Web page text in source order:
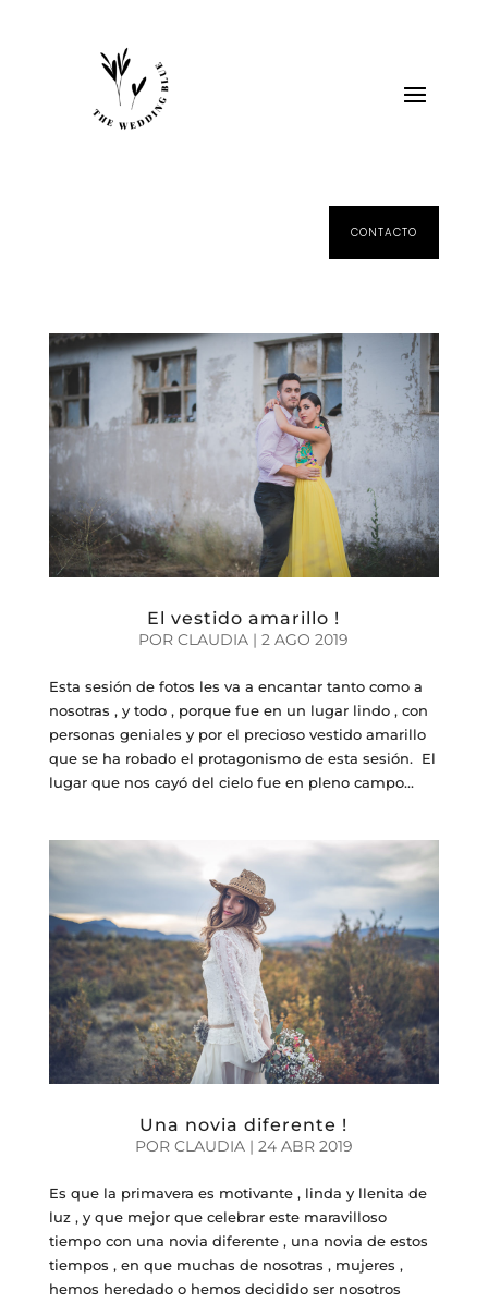
CONTACTO
El vestido amarillo !
PORCLAUDIA |2 AGO 2019
Esta sesión de fotos les va a encantar tanto como a
nosotras , y todo , porque fue en un lugar lindo , con
personas geniales y por el precioso vestido amarillo
que se ha robado el protagonismo de esta sesión. El
lugar que nos cayó del cielo fue en pleno campo...
Una novia diferente !
POR CLAUDIA| 24 ABR 2019
Es que la primavera es motivante , linda y llenita de
luz , y que mejor que celebrar este maravilloso
tiempo con una novia diferente , una novia de estos
tiempos , en que muchas de nosotras , mujeres ,
hemos heredado o hemos decidido ser nosotros